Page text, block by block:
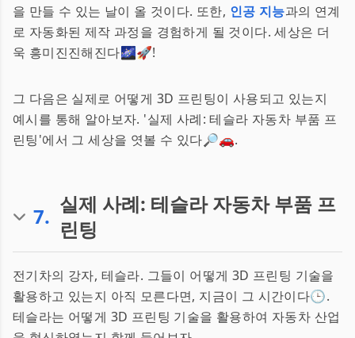
을 만들 수 있는 날이 올 것이다. 또한, 인공 지능과의 연계
로 자동화된 제작 과정을 경험하게 될 것이다. 세상은 더
욱 흥미진진해진다🌌🚀!
그 다음은 실제로 어떻게 3D 프린팅이 사용되고 있는지
예시를 통해 알아보자. '실제 사례: 테슬라 자동차 부품 프
린팅'에서 그 세상을 엿볼 수 있다🔎🚗.
7. 실제 사례: 테슬라 자동차 부품 프
린팅
전기차의 강자, 테슬라. 그들이 어떻게 3D 프린팅 기술을
활용하고 있는지 아직 모른다면, 지금이 그 시간이다🕒.
테슬라는 어떻게 3D 프린팅 기술을 활용하여 자동차 산업